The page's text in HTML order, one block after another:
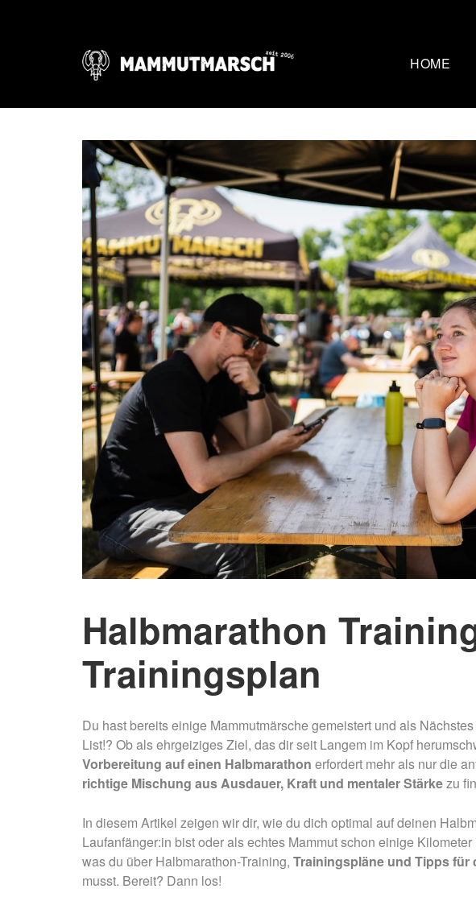
HOME
– 75/
30/55
30/42/
30/42/
30/50
30/50
30/50
30/
30/42/
– 30/
30/42
75/100
Halbmarathon
Trainingsplan
Du hast bereits einige Mammutmärsche gemeistert und als
List!? Ob als ehrgeiziges Ziel, das dir seit Langem im Kopf
Vorbereitung auf einen Halbmarathon erfordert mehr als nur die
richtige Mischung aus Ausdauer, Kraft und mentaler Stärkezu
In diesem Artikel zeigen wir dir, wie du dich optimal auf deinen
Laufanfänger:in bist oder als echtes Mammut schon einige
was du über Halbmarathon-Training, Trainingspläne und Tipps für
musst. Bereit? Dann los!